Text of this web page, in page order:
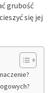
grubość
się jej